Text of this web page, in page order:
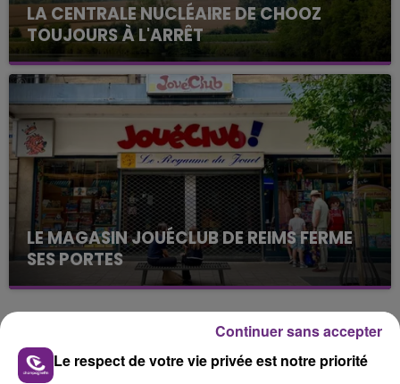
LA CENTRALE NUCLÉAIRE DE CHOOZ
TOUJOURS À L'ARRÊT
Cela fait déjà une semaine que la centrale
nucléaire ardennaise est à l'arrêt. Une situation
justifiée par la sécheresse intense qui est toujours
présente.
LE MAGASIN JOUÉCLUB DE REIMS FERME
SES PORTES
C'était l'une des institutions du centre-ville
Le respect de votre vie privée est notre priorité
Continuer sans accepter